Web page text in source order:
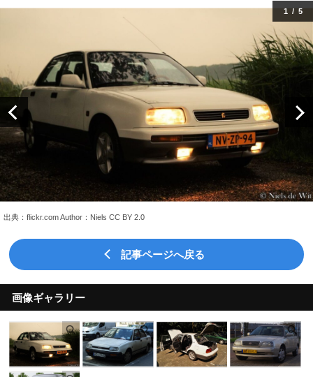
出典：flickr.com Author：Niels CC BY 2.0
1 / 5
記事ページへ戻る
画像ギャラリー